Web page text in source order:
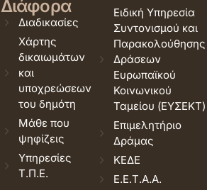
Διάφορα
Διαδικασίες
Χάρτης
δικαιωμάτων
και
υποχρεώσεων
του δημότη
Μάθε που
ψηφίζεις
Υπηρεσίες
Τ.Π.Ε.
Ειδική Υπηρεσία
Συντονισμού και
Παρακολούθησης
Δράσεων
Ευρωπαϊκού
Κοινωνικού
Ταμείου (ΕΥΣΕΚΤ)
Επιμελητήριο
Δράμας
ΚΕΔΕ
Ε.Ε.Τ.Α.Α.